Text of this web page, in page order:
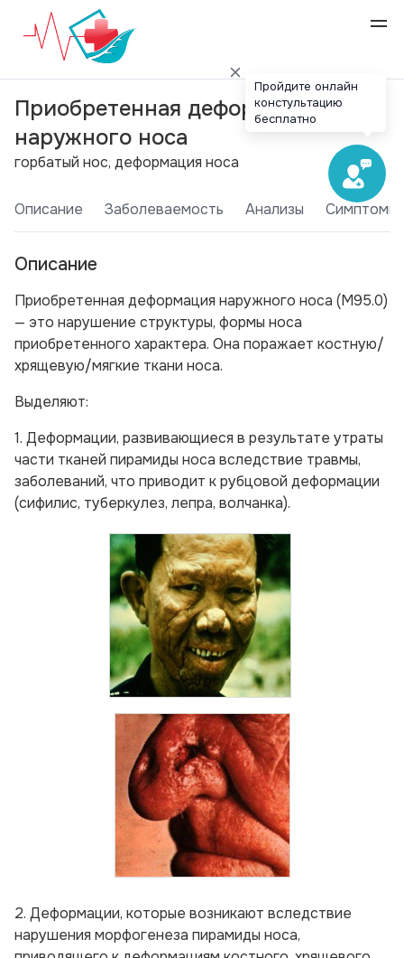
Приобретенная деформация
наружного носа
горбатый нос, деформация носа
Описание Заболеваемость Анализы Симптомы
Описание
Приобретенная деформация наружного носа (М95.0)
— это нарушение структуры, формы носа
приобретенного характера. Она поражает костную/
хрящевую/мягкие ткани носа.
Выделяют:
1. Деформации, развивающиеся в результате утраты
части тканей пирамиды носа вследствие травмы,
заболеваний, что приводит к рубцовой деформации
(сифилис, туберкулез, лепра, волчанка).
2. Деформации, которые возникают вследствие
нарушения морфогенеза пирамиды носа,
Пройдите онлайн
констультацию
бесплатно